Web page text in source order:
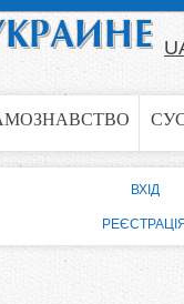
ВХІД